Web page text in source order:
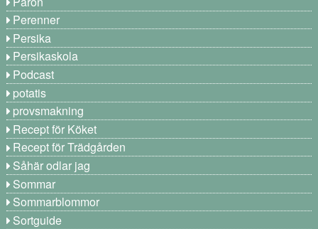
Perenner
Persika
Persikaskola
Podcast
potatis
provsmakning
Recept för Köket
Recept för Trädgården
Såhär odlar jag
Sommar
Sommarblommor
Sortguide